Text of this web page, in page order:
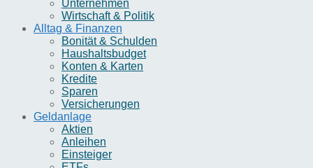
Unternehmen
Wirtschaft & Politik
Alltag & Finanzen
Bonität & Schulden
Haushaltsbudget
Konten & Karten
Kredite
Sparen
Versicherungen
Geldanlage
Aktien
Anleihen
Einsteiger